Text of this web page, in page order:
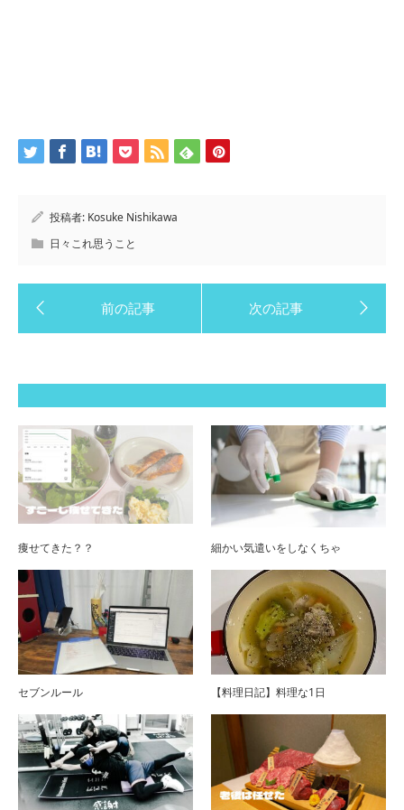
投稿者: Kosuke Nishikawa
日々これ思うこと
痩せてきた？？ 細かい気遣いをしなくちゃ
セブンルール 【料理日記】料理な1日